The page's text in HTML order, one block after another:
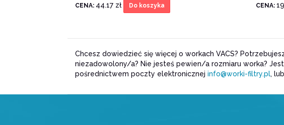
CENA: 44.17 zł Do koszyka CENA:
Chcesz dowiedzieć się więcej o workach VACS?
niezadowolony/a? Nie jesteś pewien/a rozmiaru worka?
pośrednictwem poczty elektronicznejinfo@worki-filtry.pl,